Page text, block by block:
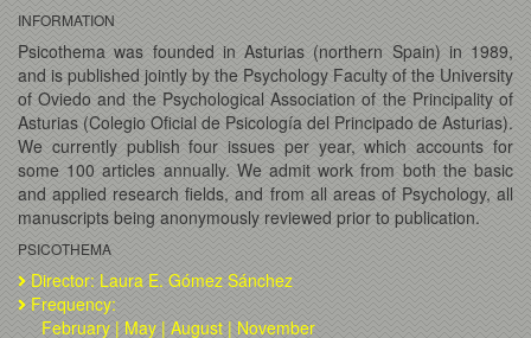
INFORMATION
Psicothema was founded in Asturias (northern Spain) in 1989,
and is published jointly by the Psychology Faculty of the University
of Oviedo and the Psychological Association of the Principality of
Asturias (Colegio Oficial de Psicología del Principado de Asturias).
We currently publish four issues per year, which accounts for
some 100 articles annually. We admit work from both the basic
and applied research fields, and from all areas of Psychology, all
manuscripts being anonymously reviewed prior to publication.
PSICOTHEMA
Director: Laura E. Gómez Sánchez
Frequency:
February | May | August | November